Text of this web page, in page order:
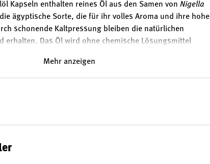
Kapseln enthalten reines Öl aus den Samen von Nigella
ägyptische Sorte, die für ihr volles Aroma und ihre hohe
schonende Kaltpressung bleiben die natürlichen
erhalten. Das Öl wird ohne chemische Lösungsmittel
stammt aus kontrolliert biologischem Anbau in
mg reines Schwarzkümmelöl, ohne Zusatzstoffe oder
Mehr anzeigen